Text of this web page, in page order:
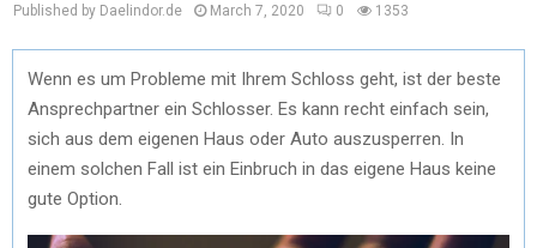
Published by Daelindor.de March 7, 2020 0 1353
Wenn es um Probleme mit Ihrem Schloss geht, ist der beste
Ansprechpartner ein Schlosser. Es kann recht einfach sein,
sich aus dem eigenen Haus oder Auto auszusperren. In
einem solchen Fall ist ein Einbruch in das eigene Haus keine
gute Option.